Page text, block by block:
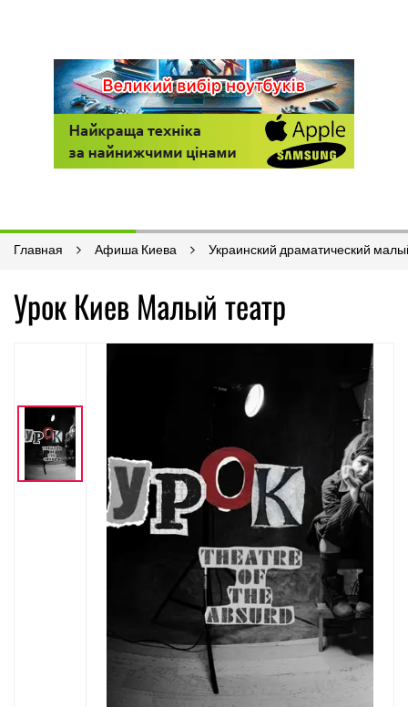
Главная Афиша Киева Украинский драматический
Урок Киев Малый театр